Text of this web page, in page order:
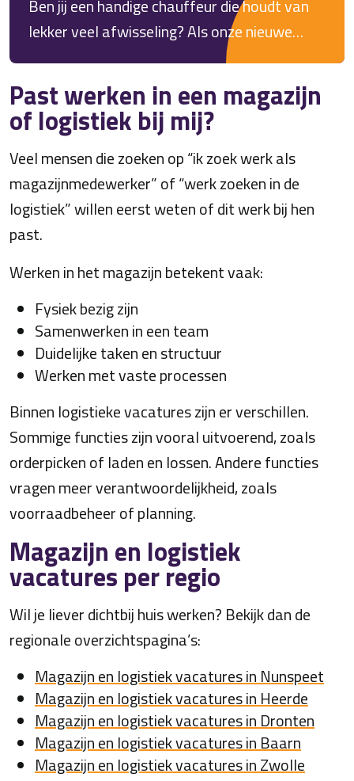
passende baan.
Ben jij een handige chauffeur die houdt van
lekker veel afwisseling? Als onze nieuwe
fulltime heftruckchauffeur zorg jij dat alles in
het magazijn op rolletjes loopt. Van het laden
en lossen tot het checken van de kwaliteit: jij
draait er je hand niet voor om! Je komt te
werken in een modern productiebedrijf,
samen met een gezellig en enthousiast team.
Bij ons sta jij als medewerker écht op
nummer één. En dat merk je, want je krijgt
Past werken in een magazijn
of logistiek bij mij?
Veel mensen die zoeken op “ik zoek werk als
magazijnmedewerker” of “werk zoeken in de
logistiek” willen eerst weten of dit werk bij hen
past.
Werken in het magazijn betekent vaak:
Fysiek bezig zijn
Samenwerken in een team
Duidelijke taken en structuur
Werken met vaste processen
Binnen logistieke vacatures zijn er verschillen.
Sommige functies zijn vooral uitvoerend, zoals
orderpicken of laden en lossen. Andere functies
vragen meer verantwoordelijkheid, zoals
voorraadbeheer of planning.
Magazijn en logistiek
vacatures per regio
Wil je liever dichtbij huis werken? Bekijk dan de
regionale overzichtspagina’s:
Magazijn en logistiek vacatures in Nunspeet
Magazijn en logistiek vacatures in Heerde
Magazijn en logistiek vacatures in Dronten
Magazijn en logistiek vacatures in Baarn
Magazijn en logistiek vacatures in Zwolle